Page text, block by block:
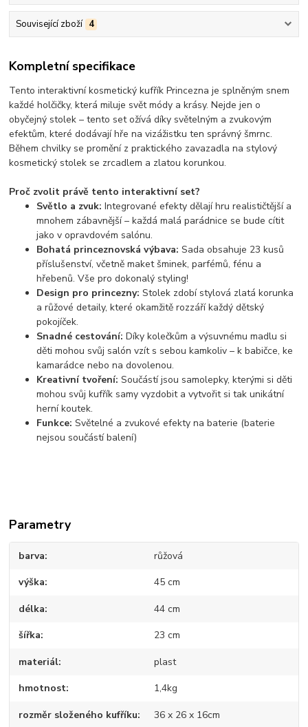
Související zboží 4
Kompletní specifikace
Tentointeraktivní kosmetický kufřík Princezna je splněným snem
každé holčičky, která miluje svět módy a krásy. Nejde jen o
obyčejný stolek – tento set ožívá díky světelným a zvukovým
efektům, které dodávají hře na vizážistku ten správný šmrnc.
Během chvilky se promění z praktického zavazadla na stylový
kosmetický stolek se zrcadlem a zlatou korunkou.
Proč zvolit právě tento interaktivní set?
Světlo a zvuk: Integrované efekty dělají hru realističtější a
mnohem zábavnější – každá malá parádnice se bude cítit
jako v opravdovém salónu.
Bohatá princeznovská výbava: Sada obsahuje 23 kusů
příslušenství, včetně maket šminek, parfémů, fénu a
hřebenů. Vše pro dokonalý styling!
Design pro princezny: Stolek zdobí stylová zlatá korunka
a růžové detaily, které okamžitě rozzáří každý dětský
pokojíček.
Snadné cestování: Díky kolečkům a výsuvnému madlu si
děti mohou svůj salón vzít s sebou kamkoliv – k babičce, ke
kamarádce nebo na dovolenou.
Kreativní tvoření: Součástí jsou samolepky, kterými si děti
mohou svůj kufřík samy vyzdobit a vytvořit si tak unikátní
herní koutek.
Funkce: Světelné a zvukové efekty na baterie (baterie
nejsou součástí balení)
Parametry
barva růžová
výška 45 cm
délka 44 cm
šířka 23 cm
materiál plast
hmotnost 1,4kg
rozměr složeného kufříku 36 x 26 x 16cm